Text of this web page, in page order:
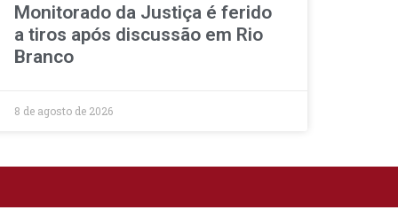
Monitorado da Justiça é ferido
a tiros após discussão em Rio
Branco
8 de agosto de 2026